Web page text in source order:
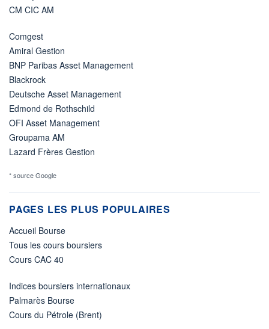
CM CIC AM
Comgest
Amiral Gestion
BNP Paribas Asset Management
Blackrock
Deutsche Asset Management
Edmond de Rothschild
OFI Asset Management
Groupama AM
Lazard Frères Gestion
* source Google
PAGES LES PLUS POPULAIRES
Accueil Bourse
Tous les cours boursiers
Cours CAC 40
Indices boursiers internationaux
Palmarès Bourse
Cours du Pétrole (Brent)